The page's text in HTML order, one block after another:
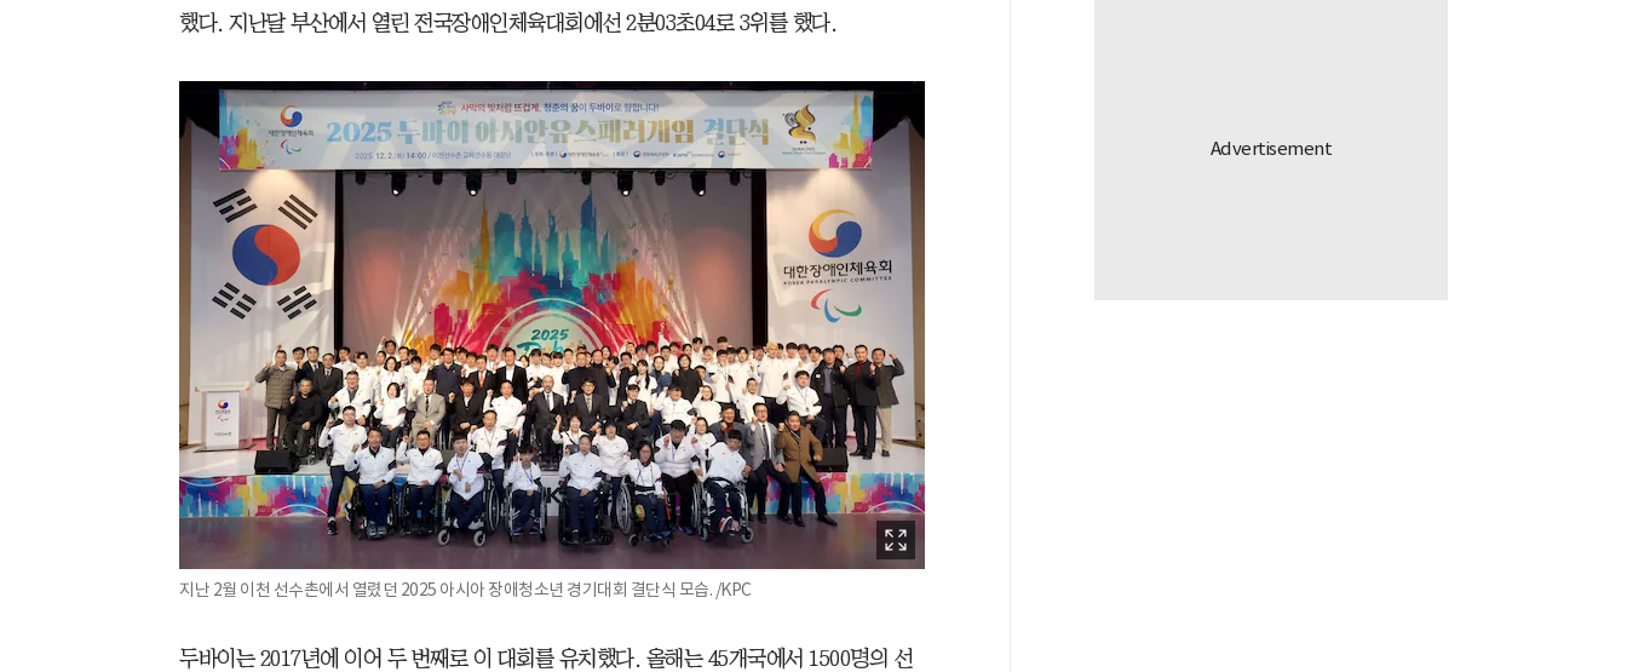
했다. 지난달 부산에서 열린 전국장애인체육대회에선 2분03초04로 3위를 했다.
지난 2월 이천 선수촌에서 열렸던 2025 아시아 장애청소년 경기대회 결단식 모습. /KPC
두바이는 2017년에 이어 두 번째로 이 대회를 유치했다. 올해는 45개국에서 1500명의 선